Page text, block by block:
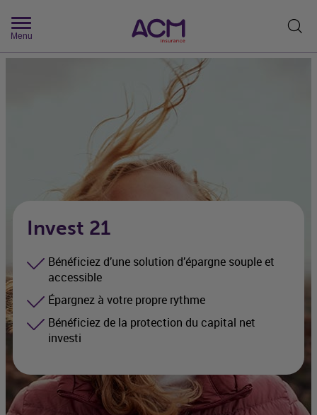
Menu
Invest 21
Bénéficiez d’une solution d’épargne souple et
accessible
Épargnez à votre propre rythme
Bénéficiez de la protection du capital net
investi